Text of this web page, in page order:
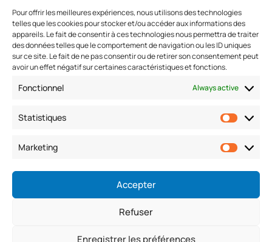
Pour offrir les meilleures expériences, nous utilisons des technologies
telles que les cookies pour stocker et/ou accéder aux informations des
appareils. Le fait de consentir à ces technologies nous permettra de traiter
des données telles que le comportement de navigation ou les ID uniques
sur ce site. Le fait de ne pas consentir ou de retirer son consentement peut
avoir un effet négatif sur certaines caractéristiques et fonctions.
Fonctionnel Always active
Statistiques
Marketing
Accepter
Refuser
Enregistrer les préférences
CAREERS
Working at Defta
© Defta 2024 |Legal Notice|Privacy Policy